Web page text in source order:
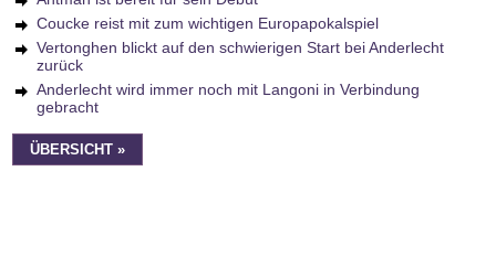
Coucke reist mit zum wichtigen Europapokalspiel
Vertonghen blickt auf den schwierigen Start bei Anderlecht
zurück
Anderlecht wird immer noch mit Langoni in Verbindung
gebracht
ÜBERSICHT »